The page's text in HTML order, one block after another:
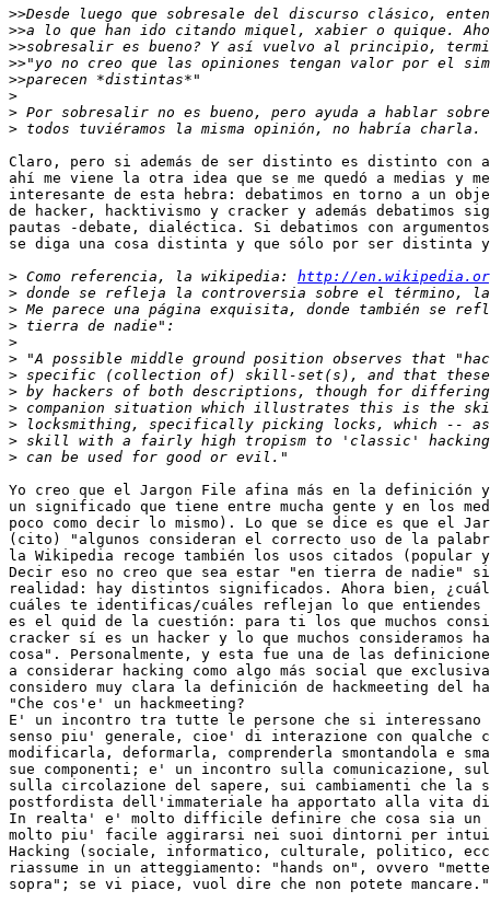
>>
>>
>>
>>
>>
>
>
>
Claro, pero si además de ser distinto es distinto con
ahí me viene la otra idea que se me quedó a medias y
interesante de esta hebra: debatimos en torno a un
de hacker, hacktivismo y cracker y además debatimos
pautas -debate, dialéctica. Si debatimos con
se diga una cosa distinta y que sólo por ser distinta
> Como referencia, la wikipedia: http://
>
>
>
>
>
>
>
>
>
>
>
Yo creo que el Jargon File afina más en la definición
un significado que tiene entre mucha gente y en los
poco como decir lo mismo). Lo que se dice es que el
(cito) "algunos consideran el correcto uso de la
la Wikipedia recoge también los usos citados
Decir eso no creo que sea estar "en tierra de nadie"
realidad: hay distintos significados. Ahora bien,
cuáles te identificas/cuáles reflejan lo que entiendes
es el quid de la cuestión: para ti los que muchos
cracker sí es un hacker y lo que muchos consideramos
cosa". Personalmente, y esta fue una de las
a considerar hacking como algo más social que
considero muy clara la definición de hackmeeting del
"Che cos'e' un hackmeeting?
E' un incontro tra tutte le persone che si
senso piu' generale, cioe' di interazione con qualche
modificarla, deformarla, comprenderla smontandola e
sue componenti; e' un incontro sulla comunicazione,
sulla circolazione del sapere, sui cambiamenti che la
postfordista dell'immateriale ha apportato alla
In realta' e' molto difficile definire che cosa sia un
molto piu' facile aggirarsi nei suoi dintorni per
Hacking (sociale, informatico, culturale, politico,
riassume in un atteggiamento: "hands on", ovvero
sopra"; se vi piace, vuol dire che non potete mancare."